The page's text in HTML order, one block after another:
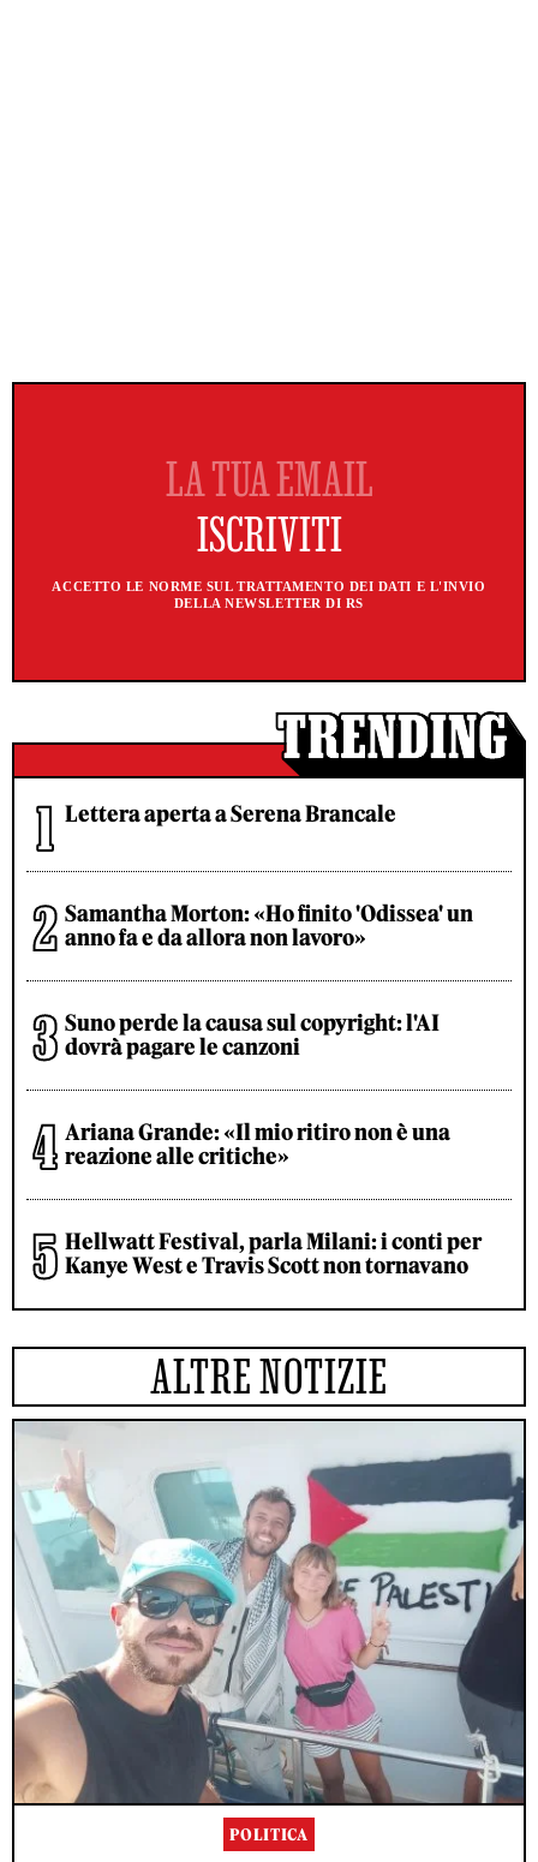
ACCETTO LE NORME SUL TRATTAMENTO DEI DATI E L'INVIO
DELLA NEWSLETTER DI RS
Lettera aperta a Serena Brancale
Samantha Morton: «Ho finito 'Odissea' un
anno fa e da allora non lavoro»
Suno perde la causa sul copyright: l'AI
dovrà pagare le canzoni
Ariana Grande: «Il mio ritiro non è una
reazione alle critiche»
Hellwatt Festival, parla Milani: i conti per
Kanye West e Travis Scott non tornavano
ALTRE NOTIZIE
POLITICA